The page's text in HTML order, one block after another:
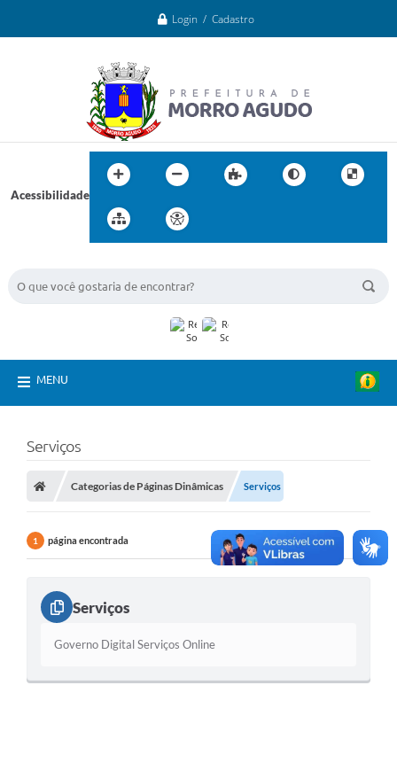
Login / Cadastro
Acessibilidade
MENU
Serviços
Categorias de Páginas Dinâmicas Serviços
1 página encontrada
Serviços
Governo Digital Serviços Online